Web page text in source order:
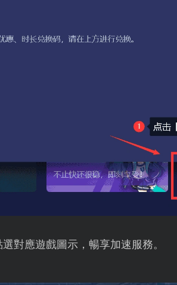
對應遊戲圖示，暢享加速服務。